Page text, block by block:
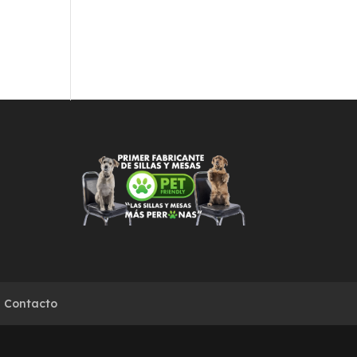
Contacto